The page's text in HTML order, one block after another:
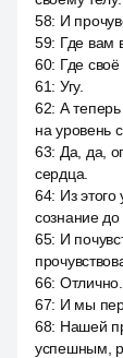
58: И
59: Где вам
60: Где
61: Угу.
62: А
на уровень
63: Да, да,
сердца.
64: Из
сознание до
65: И
66: Отлично.
67: И мы
68: Нашей
успешным,